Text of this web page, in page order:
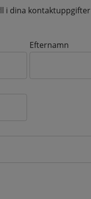
i dina kontaktuppgifter
Efternamn